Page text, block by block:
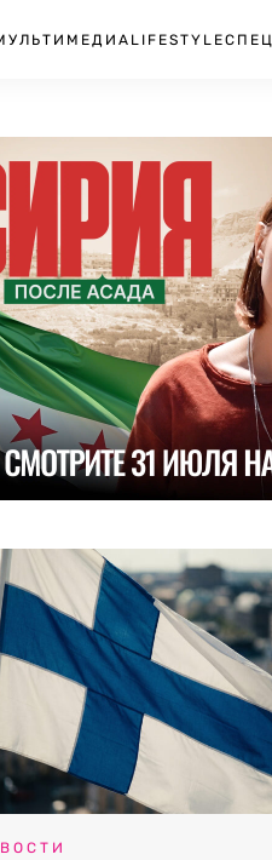
LIFESTYLE